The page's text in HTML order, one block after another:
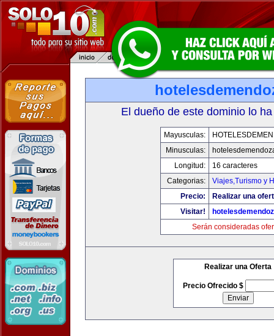
El dueño de este dominio lo
Mayusculas:
Minusculas:
Longitud:
16 caracteres
Categorias:
Viajes,Turismo y
Precio:
Realizar una
Visitar!
Serán consideradas
Realizar una Oferta
Precio Ofrecido $